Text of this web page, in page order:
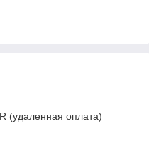
(удаленная оплата)